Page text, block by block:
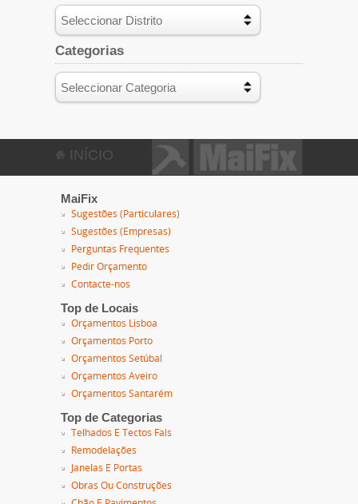
Categorias
INÍCIO
MaiFix
Sugestões (Particulares)
Sugestões (Empresas)
Perguntas Frequentes
Pedir Orçamento
Contacte-nos
Top de Locais
Orçamentos Lisboa
Orçamentos Porto
Orçamentos Setúbal
Orçamentos Aveiro
Orçamentos Santarém
Top de Categorias
Telhados E Tectos Fals
Remodelações
Janelas E Portas
Obras Ou Construções